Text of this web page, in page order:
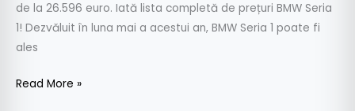
de la 26.596 euro. Iată lista completă de prețuri BMW Seria
1! Dezvăluit în luna mai a acestui an, BMW Seria 1 poate fi
ales
Read More »